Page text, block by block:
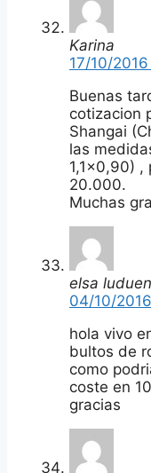
Karina
17/10/
Buenas
cotizacion
Shangai
las
1,1×0,90) ,
20.000.
Muchas
elsa
04/10/
hola vivo
bultos de
como
coste en
gracias